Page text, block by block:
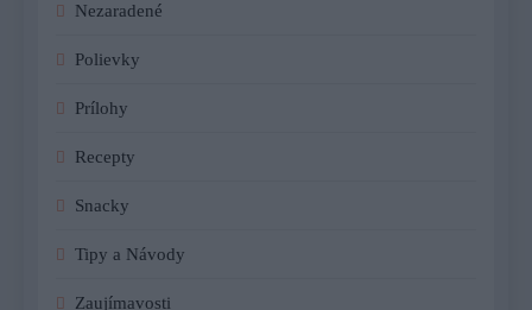
Nezaradené
Polievky
Prílohy
Recepty
Snacky
Tipy a Návody
Zaujímavosti